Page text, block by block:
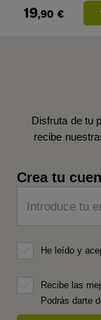
19,90 €
Disfruta de tu
recibe
Crea tu
Introduce tu
He leído y
Recibe las
Podrás darte